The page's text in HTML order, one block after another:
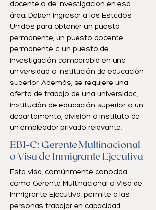
docente o de investigación en esa
área. Deben ingresar a los Estados
Unidos para obtener un puesto
permanente, un puesto docente
permanente o un puesto de
investigación comparable en una
universidad o institución de educación
superior. Además, se requiere una
oferta de trabajo de una universidad,
institución de educación superior o un
departamento, división o instituto de
un empleador privado relevante.
EB1-C: Gerente Multinacional
o Visa de Inmigrante Ejecutiva
Esta visa, comúnmente conocida
como Gerente Multinacional o Visa de
Inmigrante Ejecutivo, permite a las
personas trabajar en capacidad